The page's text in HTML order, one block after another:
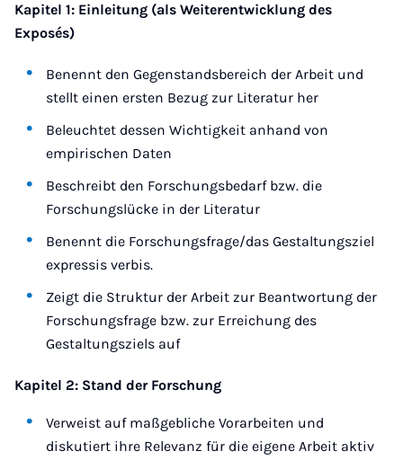
Kapitel 1: Einleitung (als Weiterentwicklung des
Exposés)
Benennt den Gegenstandsbereich der Arbeit und
stellt einen ersten Bezug zur Literatur her
Beleuchtet dessen Wichtigkeit anhand von
empirischen Daten
Beschreibt den Forschungsbedarf bzw. die
Forschungslücke in der Literatur
Benennt die Forschungsfrage/das Gestaltungsziel
expressis verbis.
Zeigt die Struktur der Arbeit zur Beantwortung der
Forschungsfrage bzw. zur Erreichung des
Gestaltungsziels auf
Kapitel 2: Stand der Forschung
Verweist auf maßgebliche Vorarbeiten und
diskutiert ihre Relevanz für die eigene Arbeit aktiv